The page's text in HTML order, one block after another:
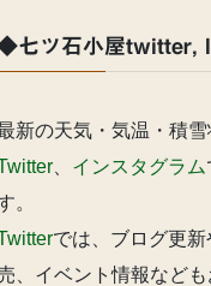
七ツ石小屋twitter,
新の天気・気温・積
インスタグラム
。
では、ブログ更
、イベント情報など